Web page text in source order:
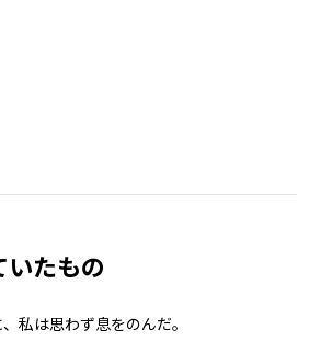
いたもの
私は思わず息をのんだ。